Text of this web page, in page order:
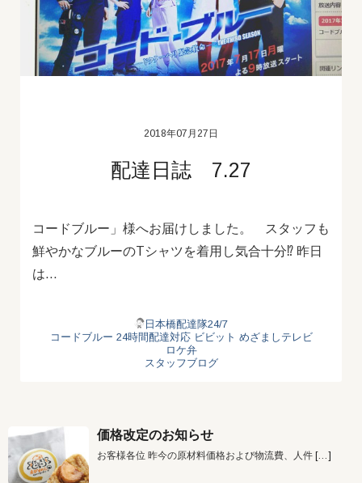
2018年07月27日
配達日誌 7.27
コードブルー」様へお届けしました。 スタッフも
鮮やかなブルーのTシャツを着用し気合十分⁉ 昨日
は…
日本橋配達隊24/7
コードブルー 24時間配達対応 ビビット めざましテレビ
ロケ弁
スタッフブログ
価格改定のお知らせ
お客様各位 昨今の原材料価格および物流費、人件 […]